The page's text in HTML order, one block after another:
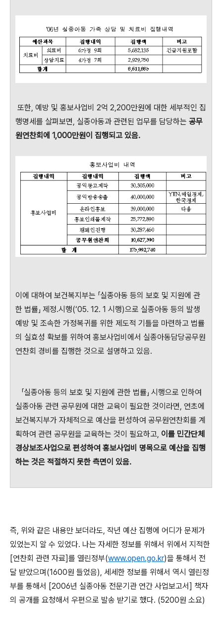
또한, 예방 및 홍보사업비 2억 2,200만원에 대한 세부적인 집
행명세를 살펴보면, 실종아동과 관련된 업무를 담당하는 공무
원연찬회에 1,000만원이 집행되고 있음.
이에 대하여 보건복지부는 「실종아동 등의 보호 및 지원에 관
한 법률」 제정․시행(‘05. 12. 1 시행)으로 실종아동 등의 발생
예방 및 조속한 가정복귀를 위한 제도적 기틀을 마련하고 법률
의 실효성 확보를 위하여 홍보사업비에서 실종아동담당공무원
연찬회 경비를 집행한 것으로 설명하고 있음.
「실종아동 등의 보호 및 지원에 관한 법률」 시행으로 인하여
실종아동 관련 공무원에 대한 교육이 필요한 것이라면, 연초에
보건복지부가 자체적으로 예산을 편성하여 공무원연찬회를 계
획하여 관련 공무원을 교육하는 것이 필요하고, 이를 민간단체
경상보조사업으로 편성하여 홍보사업비 명목으로 예산을 집행
하는 것은 적절하지 못한 측면이 있음.
즉, 위와 같은 내용만 보더라도, 작년 예산 집행에 어디가 문제가
있었는지 알 수 있었다. 나는 자세한 정보를 위해서 위에서 지적한
[연찬회 관련 자료]를 열린정부(www.open.go.kr)을 통해서 전
달 받았으며(1600원 들었음), 세세한 정보를 위해서 역시 열린정
부를 통해서 [2006년 실종아동 전문기관 연간 사업보고서] 책자
의 공개를 요청해서 우편으로 발송 받기로 했다. (5200원 소요)